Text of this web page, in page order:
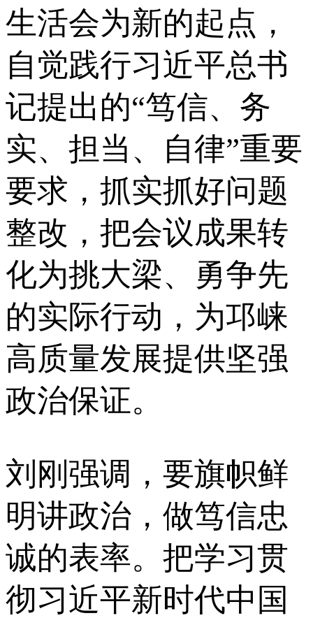
生活会为新的起点，
自觉践行习近平总书
记提出的“笃信、务
实、担当、自律”重要
要求，抓实抓好问题
整改，把会议成果转
化为挑大梁、勇争先
的实际行动，为邛崃
高质量发展提供坚强
政治保证。
刘刚强调，要旗帜鲜
明讲政治，做笃信忠
诚的表率。把学习贯
彻习近平新时代中国